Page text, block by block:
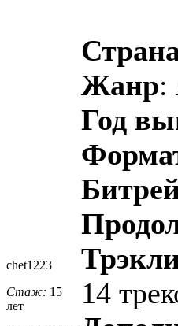
chet1223
Стаж: 15
лет
Жанр:
Год
14